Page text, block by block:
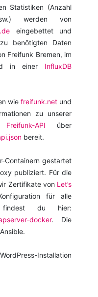
Statistiken (Anzahl
werden von
eingebettet und
benötigten Daten
Freifunk Bremen, im
in einer InfluxDB
wie freifunk.netund
zu unserer
Freifunk-API über
bereit.
Containern gestartet
publiziert. Für die
Zertifikate von Let’s
für alle
findest du hier:
docker. Die
Installation